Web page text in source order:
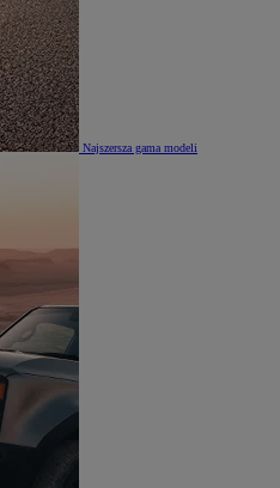
Najszersza gama modeli